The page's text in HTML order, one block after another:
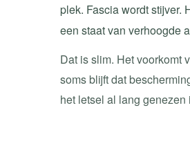
plek. Fascia wordt stijver.
een staat van verhoogde
Dat is slim. Het voorkomt
soms blijft dat
het letsel al lang genezen